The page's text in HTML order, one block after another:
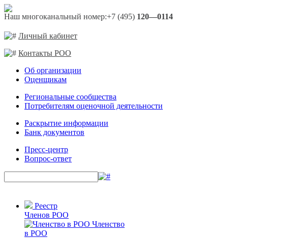
Наш многоканальный номер:+7 (495) 120—0114
Личный кабинет
Контакты РОО
Об организации
Оценщикам
Региональные сообщества
Потребителям оценочной деятельности
Раскрытие информации
Банк документов
Пресс-центр
Вопрос-ответ
Реестр
Членов РОО
Членство
в РОО